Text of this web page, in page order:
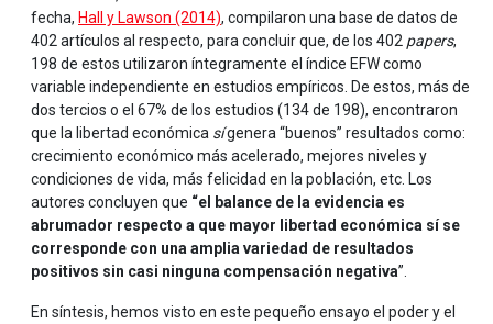
fecha, Hall y Lawson (2014), compilaron una base de datos de
402 artículos al respecto, para concluir que, de los 402 papers,
198 de estos utilizaron íntegramente el índice EFW como
variable independiente en estudios empíricos. De estos, más de
dos tercios o el 67% de los estudios (134 de 198), encontraron
que la libertad económica sígenera “buenos” resultados como:
crecimiento económico más acelerado, mejores niveles y
condiciones de vida, más felicidad en la población, etc. Los
autores concluyen que “el balance de la evidencia es
abrumador respecto a que mayor libertad económica sí se
corresponde con una amplia variedad de resultados
positivos sin casi ninguna compensación negativa”.
En síntesis, hemos visto en este pequeño ensayo el poder y el